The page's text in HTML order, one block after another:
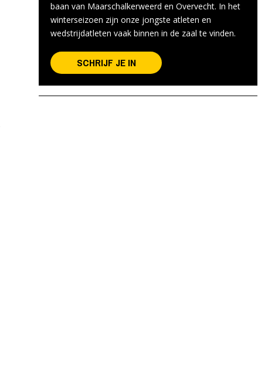
baan van Maarschalkerweerd en Overvecht. In het
winterseizoen zijn onze jongste atleten en
wedstrijdatleten vaak binnen in de zaal te vinden.
SCHRIJF JE IN